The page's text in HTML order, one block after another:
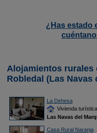
¿Has estado
Alojamientos rurales
Robledal (Las Navas
La Dehesa
Vivienda
Las Navas del
Casa Rural Naranja